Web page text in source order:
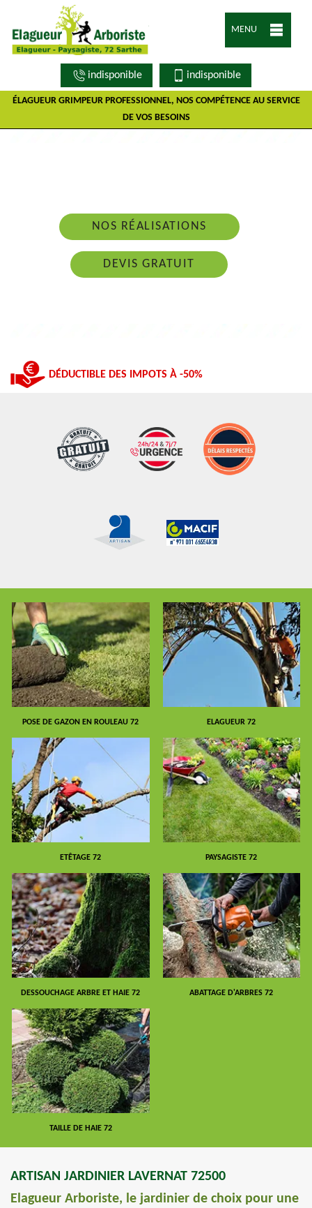
ÉLAGUEUR GRIMPEUR PROFESSIONNEL, NOS COMPÉTENCE AU SERVICE
DE VOS BESOINS
MENU
indisponible indisponible
NOS RÉALISATIONS
DEVIS GRATUIT
DÉDUCTIBLE DES IMPOTS À -50%
POSE DE GAZON EN ROULEAU 72 ELAGUEUR 72
ETÊTAGE 72 PAYSAGISTE 72
DESSOUCHAGE ARBRE ET HAIE 72 ABATTAGE D'ARBRES 72
TAILLE DE HAIE 72
ARTISAN JARDINIER LAVERNAT 72500
Elagueur Arboriste, le jardinier de choix pour une